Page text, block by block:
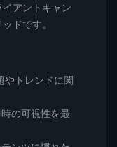
アントキャン
ドです。
やトレンドに関
の可視性を最